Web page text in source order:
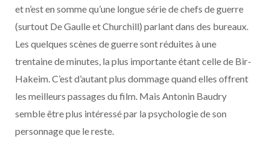
et n’est en somme qu’une longue série de chefs de guerre
(surtout De Gaulle et Churchill) parlant dans des bureaux.
Les quelques scènes de guerre sont réduites à une
trentaine de minutes, la plus importante étant celle de Bir-
Hakeim. C’est d’autant plus dommage quand elles offrent
les meilleurs passages du film. Mais Antonin Baudry
semble être plus intéressé par la psychologie de son
personnage que le reste.